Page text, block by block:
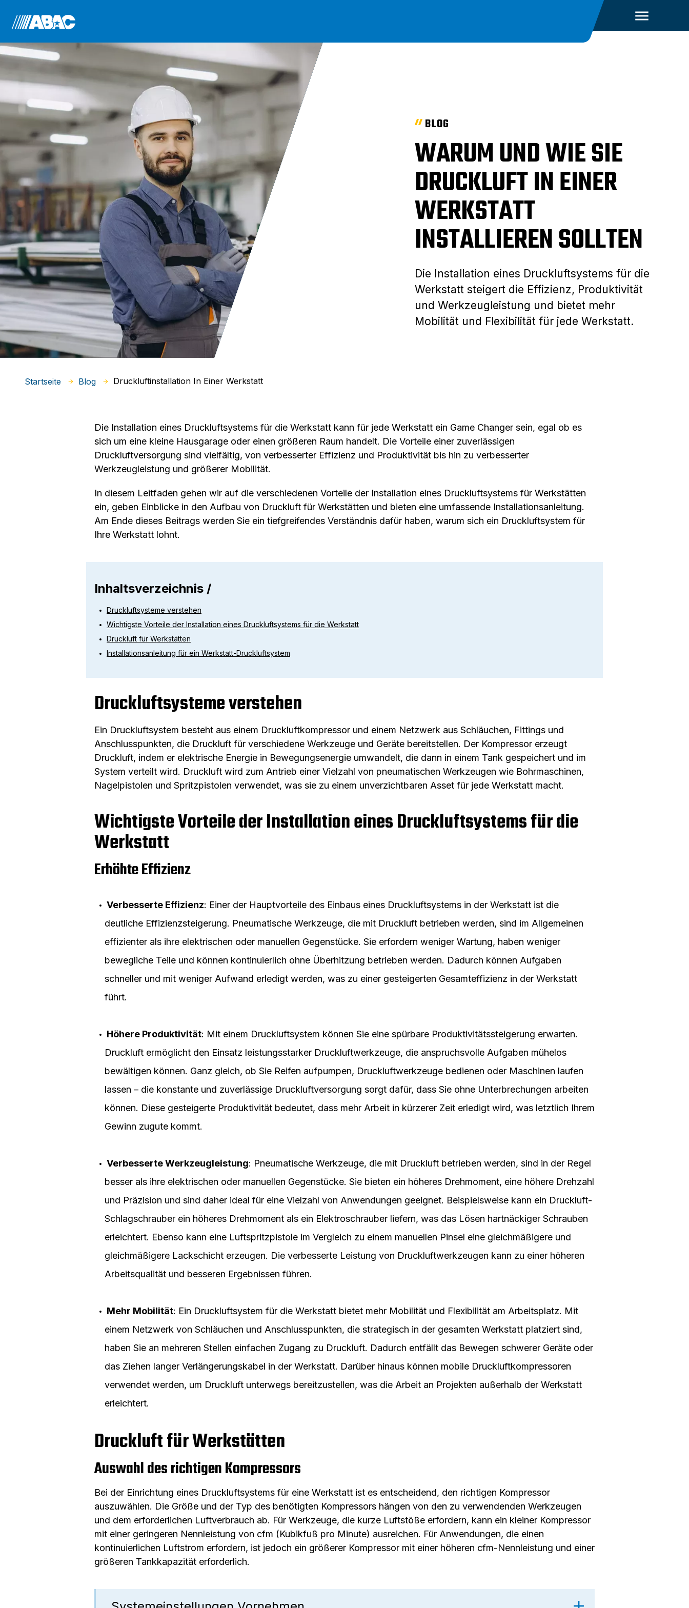
BLOG
WARUM UND WIE SIE
DRUCKLUFT IN EINER
WERKSTATT
INSTALLIEREN SOLLTEN
Die Installation eines Druckluftsystems für die
Werkstatt steigert die Effizienz, Produktivität
und Werkzeugleistung und bietet mehr
Mobilität und Flexibilität für jede Werkstatt.
Startseite Blog Druckluftinstallation In Einer Werkstatt
Die Installation eines Druckluftsystems für die Werkstatt kann für jede Werkstatt ein Game Changer sein, egal ob es
sich um eine kleine Hausgarage oder einen größeren Raum handelt. Die Vorteile einer zuverlässigen
Druckluftversorgung sind vielfältig, von verbesserter Effizienz und Produktivität bis hin zu verbesserter
Werkzeugleistung und größerer Mobilität.
In diesem Leitfaden gehen wir auf die verschiedenen Vorteile der Installation eines Druckluftsystems für Werkstätten
ein, geben Einblicke in den Aufbau von Druckluft für Werkstätten und bieten eine umfassende Installationsanleitung.
Am Ende dieses Beitrags werden Sie ein tiefgreifendes Verständnis dafür haben, warum sich ein Druckluftsystem für
Ihre Werkstatt lohnt.
Inhaltsverzeichnis /
Druckluftsysteme verstehen
Wichtigste Vorteile der Installation eines Druckluftsystems für die Werkstatt
Druckluft für Werkstätten
Installationsanleitung für ein Werkstatt-Druckluftsystem
Druckluftsysteme verstehen
Ein Druckluftsystem besteht aus einem Druckluftkompressor und einem Netzwerk aus Schläuchen, Fittings und
Anschlusspunkten, die Druckluft für verschiedene Werkzeuge und Geräte bereitstellen. Der Kompressor erzeugt
Druckluft, indem er elektrische Energie in Bewegungsenergie umwandelt, die dann in einem Tank gespeichert und im
System verteilt wird. Druckluft wird zum Antrieb einer Vielzahl von pneumatischen Werkzeugen wie Bohrmaschinen,
Nagelpistolen und Spritzpistolen verwendet, was sie zu einem unverzichtbaren Asset für jede Werkstatt macht.
Wichtigste Vorteile der Installation eines Druckluftsystems für die
Werkstatt
Erhöhte Effizienz
Verbesserte Effizienz: Einer der Hauptvorteile des Einbaus eines Druckluftsystems in der Werkstatt ist die
deutliche Effizienzsteigerung. Pneumatische Werkzeuge, die mit Druckluft betrieben werden, sind im Allgemeinen
effizienter als ihre elektrischen oder manuellen Gegenstücke. Sie erfordern weniger Wartung, haben weniger
bewegliche Teile und können kontinuierlich ohne Überhitzung betrieben werden. Dadurch können Aufgaben
schneller und mit weniger Aufwand erledigt werden, was zu einer gesteigerten Gesamteffizienz in der Werkstatt
führt.
Höhere Produktivität: Mit einem Druckluftsystem können Sie eine spürbare Produktivitätssteigerung erwarten.
Druckluft ermöglicht den Einsatz leistungsstarker Druckluftwerkzeuge, die anspruchsvolle Aufgaben mühelos
bewältigen können. Ganz gleich, ob Sie Reifen aufpumpen, Druckluftwerkzeuge bedienen oder Maschinen laufen
lassen – die konstante und zuverlässige Druckluftversorgung sorgt dafür, dass Sie ohne Unterbrechungen arbeiten
können. Diese gesteigerte Produktivität bedeutet, dass mehr Arbeit in kürzerer Zeit erledigt wird, was letztlich Ihrem
Gewinn zugute kommt.
Verbesserte Werkzeugleistung: Pneumatische Werkzeuge, die mit Druckluft betrieben werden, sind in der Regel
besser als ihre elektrischen oder manuellen Gegenstücke. Sie bieten ein höheres Drehmoment, eine höhere Drehzahl
und Präzision und sind daher ideal für eine Vielzahl von Anwendungen geeignet. Beispielsweise kann ein Druckluft-
Schlagschrauber ein höheres Drehmoment als ein Elektroschrauber liefern, was das Lösen hartnäckiger Schrauben
erleichtert. Ebenso kann eine Luftspritzpistole im Vergleich zu einem manuellen Pinsel eine gleichmäßigere und
gleichmäßigere Lackschicht erzeugen. Die verbesserte Leistung von Druckluftwerkzeugen kann zu einer höheren
Arbeitsqualität und besseren Ergebnissen führen.
Mehr Mobilität: Ein Druckluftsystem für die Werkstatt bietet mehr Mobilität und Flexibilität am Arbeitsplatz. Mit
einem Netzwerk von Schläuchen und Anschlusspunkten, die strategisch in der gesamten Werkstatt platziert sind,
haben Sie an mehreren Stellen einfachen Zugang zu Druckluft. Dadurch entfällt das Bewegen schwerer Geräte oder
das Ziehen langer Verlängerungskabel in der Werkstatt. Darüber hinaus können mobile Druckluftkompressoren
verwendet werden, um Druckluft unterwegs bereitzustellen, was die Arbeit an Projekten außerhalb der Werkstatt
erleichtert.
Druckluft für Werkstätten
Auswahl des richtigen Kompressors
Bei der Einrichtung eines Druckluftsystems für eine Werkstatt ist es entscheidend, den richtigen Kompressor
auszuwählen. Die Größe und der Typ des benötigten Kompressors hängen von den zu verwendenden Werkzeugen
und dem erforderlichen Luftverbrauch ab. Für Werkzeuge, die kurze Luftstöße erfordern, kann ein kleiner Kompressor
mit einer geringeren Nennleistung von cfm (Kubikfuß pro Minute) ausreichen. Für Anwendungen, die einen
kontinuierlichen Luftstrom erfordern, ist jedoch ein größerer Kompressor mit einer höheren cfm-Nennleistung und einer
größeren Tankkapazität erforderlich.